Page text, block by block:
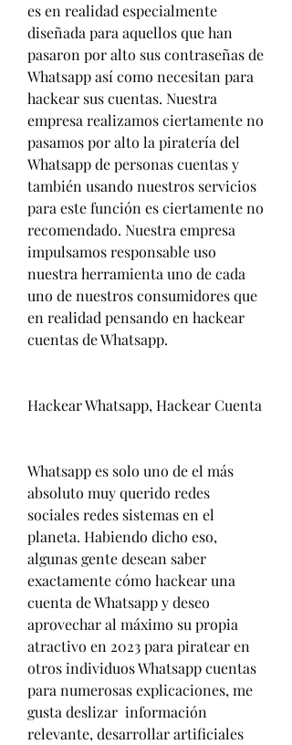
es en realidad especialmente
diseñada para aquellos que han
pasaron por alto sus contraseñas de
Whatsapp así como necesitan para
hackear sus cuentas. Nuestra
empresa realizamos ciertamente no
pasamos por alto la piratería del
Whatsapp de personas cuentas y
también usando nuestros servicios
para este función es ciertamente no
recomendado. Nuestra empresa
impulsamos responsable uso
nuestra herramienta uno de cada
uno de nuestros consumidores que
en realidad pensando en hackear
cuentas de Whatsapp.
Whatsapp es solo uno de el más
absoluto muy querido redes
sociales redes sistemas en el
planeta. Habiendo dicho eso,
algunas gente desean saber
exactamente cómo hackear una
cuenta de Whatsapp y deseo
aprovechar al máximo su propia
atractivo en 2023 para piratear en
otros individuos Whatsapp cuentas
para numerosas explicaciones, me
gusta deslizar  información
relevante, desarrollar artificiales